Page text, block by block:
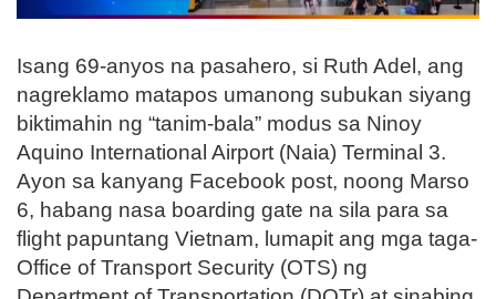
Isang 69-anyos na pasahero, si Ruth Adel, ang
nagreklamo matapos umanong subukan siyang
biktimahin ng “tanim-bala” modus sa Ninoy
Aquino International Airport (Naia) Terminal 3.
Ayon sa kanyang Facebook post, noong Marso
6, habang nasa boarding gate na sila para sa
flight papuntang Vietnam, lumapit ang mga taga-
Office of Transport Security (OTS) ng